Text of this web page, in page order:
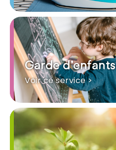
Garde d'enfants
Voir ce service >